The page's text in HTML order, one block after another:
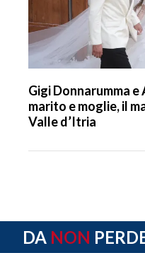
Gigi Donnarumma
marito e moglie, il
Valle d’Itria
DA NON